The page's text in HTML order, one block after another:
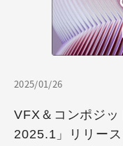
2025/01/26
VFX＆コンポジ
2025.1」リリー